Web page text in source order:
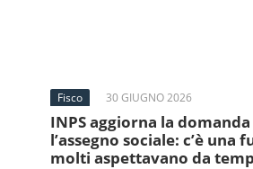
Fisco 30 GIUGNO 2026
INPS aggiorna la
l’assegno sociale: c’è una
molti aspettavano da